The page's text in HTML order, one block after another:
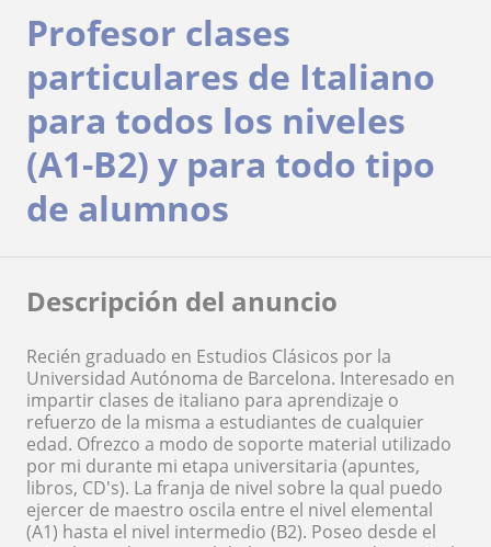
Profesor clases
particulares de Italiano
para todos los niveles
(A1-B2) y para todo tipo
de alumnos
Descripción del anuncio
Recién graduado en Estudios Clásicos por la
Universidad Autónoma de Barcelona. Interesado en
impartir clases de italiano para aprendizaje o
refuerzo de la misma a estudiantes de cualquier
edad. Ofrezco a modo de soporte material utilizado
por mi durante mi etapa universitaria (apuntes,
libros, CD's). La franja de nivel sobre la qual puedo
ejercer de maestro oscila entre el nivel elemental
(A1) hasta el nivel intermedio (B2). Poseo desde el